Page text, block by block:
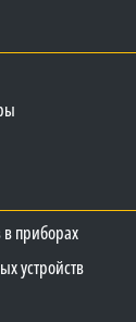
приборах
устройств